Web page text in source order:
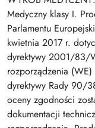
Medyczny klasy I.
Parlamentu
kwietnia 2017 r.
dyrektywy 2001/83/
rozporządzenia
dyrektywy Rady 90/
oceny zgodności
dokumentacji